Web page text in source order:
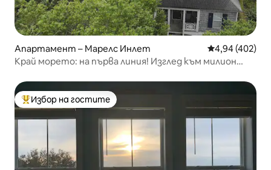
Апартамент – Марелс Инлет Средна
4,94 (402)
Край морето: на първа линия! Изглед към милион
Най-популярен избор на гостите
Избор на гостите